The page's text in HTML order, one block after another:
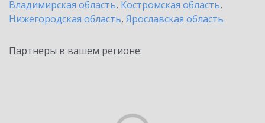
Владимирская область, Костромская область,
Нижегородская область, Ярославская область
Партнеры в вашем регионе: